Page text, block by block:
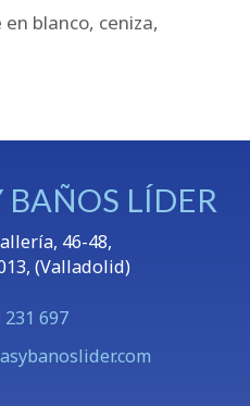
blanco, ceniza,
BAÑOS LÍDER
46-48,
, (Valladolid)
231 697